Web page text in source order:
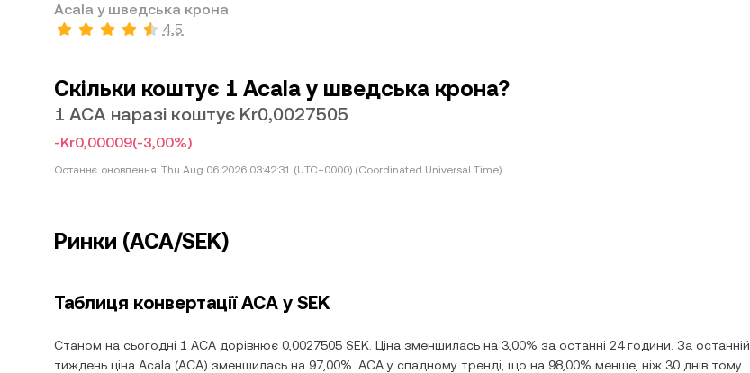
Acala у шведська крона
4,5
Скільки коштує 1 Acala у шведська крона?
1 ACA наразі коштує Kr0,0027505
-Kr0,00009(-3,00%)
Останнє оновлення: Thu Aug 06 2026 03:42:31 (UTC+0000) (Coordinated Universal Time)
Ринки (ACA/SEK)
Таблиця конвертації ACA у SEK
Станом на сьогодні 1 ACA дорівнює 0,0027505 SEK. Ціна зменшилась на 3,00% за останні 24 години. За останній
тиждень ціна Acala (ACA) зменшилась на 97,00%. ACA у спадному тренді, що на 98,00% менше, ніж 30 днів тому.